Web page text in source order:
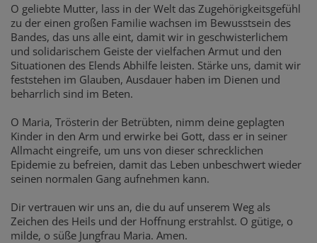
O geliebte Mutter, lass in der Welt das Zugehörigkeitsgefühl
zu der einen großen Familie wachsen im Bewusstsein des
Bandes, das uns alle eint, damit wir in geschwisterlichem
und solidarischem Geiste der vielfachen Armut und den
Situationen des Elends Abhilfe leisten. Stärke uns, damit wir
feststehen im Glauben, Ausdauer haben im Dienen und
beharrlich sind im Beten.
O Maria, Trösterin der Betrübten, nimm deine geplagten
Kinder in den Arm und erwirke bei Gott, dass er in seiner
Allmacht eingreife, um uns von dieser schrecklichen
Epidemie zu befreien, damit das Leben unbeschwert wieder
seinen normalen Gang aufnehmen kann.
Dir vertrauen wir uns an, die du auf unserem Weg als
Zeichen des Heils und der Hoffnung erstrahlst. O gütige, o
milde, o süße Jungfrau Maria. Amen.